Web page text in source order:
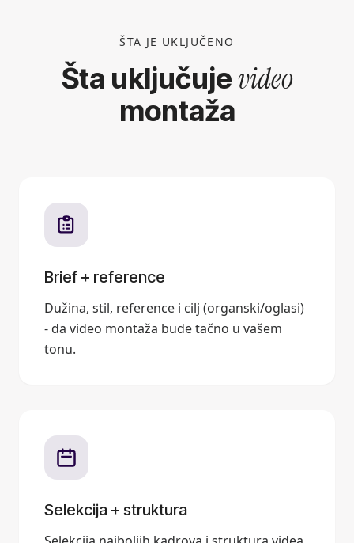
ŠTA JE UKLJUČENO
Šta uključujevideo
montaža
Brief + reference
Dužina, stil, reference i cilj (organski/oglasi)
- da video montaža bude tačno u vašem
tonu.
Selekcija + struktura